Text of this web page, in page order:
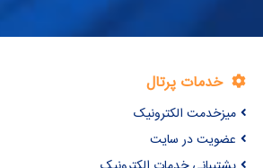
خدمات پرتال
میزخدمت الکترونیک
عضویت در سایت